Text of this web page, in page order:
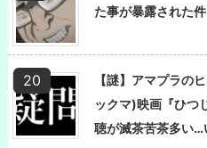
た事が暴露された
【謎】アマプラの
ックマ)映画『ひつ
聴が滅茶苦茶多い…